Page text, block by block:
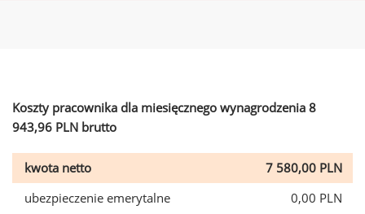
Koszty pracownika dla miesięcznego wynagrodzenia 8
943,96 PLN brutto
kwota netto
7 580,00 PLN
ubezpieczenie emerytalne
0,00 PLN